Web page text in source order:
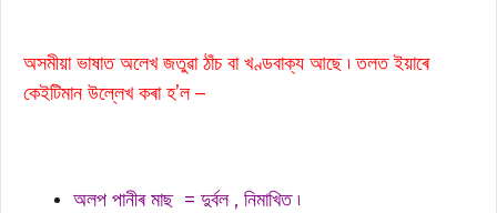
অসমীয়া ভাষাত অলেখ জতুৱা ঠাঁচ বা খণ্ডবাক্য আছে ৷ তলত ইয়াৰে
কেইটিমান উল্লেখ কৰা হ’ল –
অলপ পানীৰ মাছ = দুৰ্বল , নিমাখিত ৷